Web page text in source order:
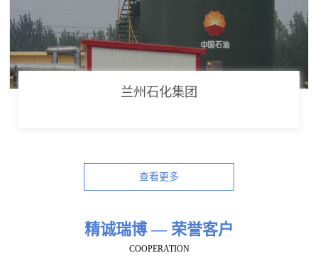
兰州石化集团
查看更多
精诚瑞博 — 荣誉客户
COOPERATION